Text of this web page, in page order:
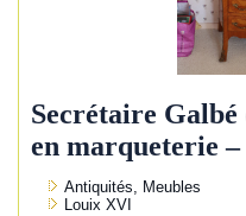
Secrétaire
en marqueterie
Antiquités, Meubles
Louix XVI